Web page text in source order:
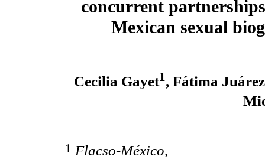
concurrent
Mexican sexual
Cecilia Gayet1, Fátima Juárez
1 Flacso-México,